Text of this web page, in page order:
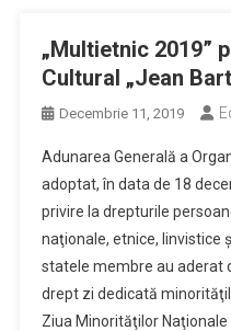
„Multietnic 2019”
Cultural „Jean
Decembrie 11, 2019
Adunarea Generală a
adoptat, în data de 18
privire la drepturile
naţionale, etnice, linvistice
statele membre au aderat
drept zi dedicată
Ziua Minorităţilor